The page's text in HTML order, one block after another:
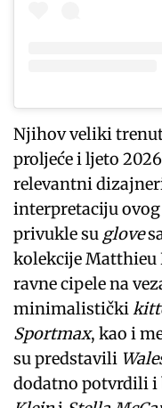
Njihov veliki
proljeće i ljeto
relevantni
interpretaciju
privukle su glove
kolekcije Matthieu
ravne cipele na
minimalistički
Sportmax, kao i
su predstavili
dodatno potvrdili